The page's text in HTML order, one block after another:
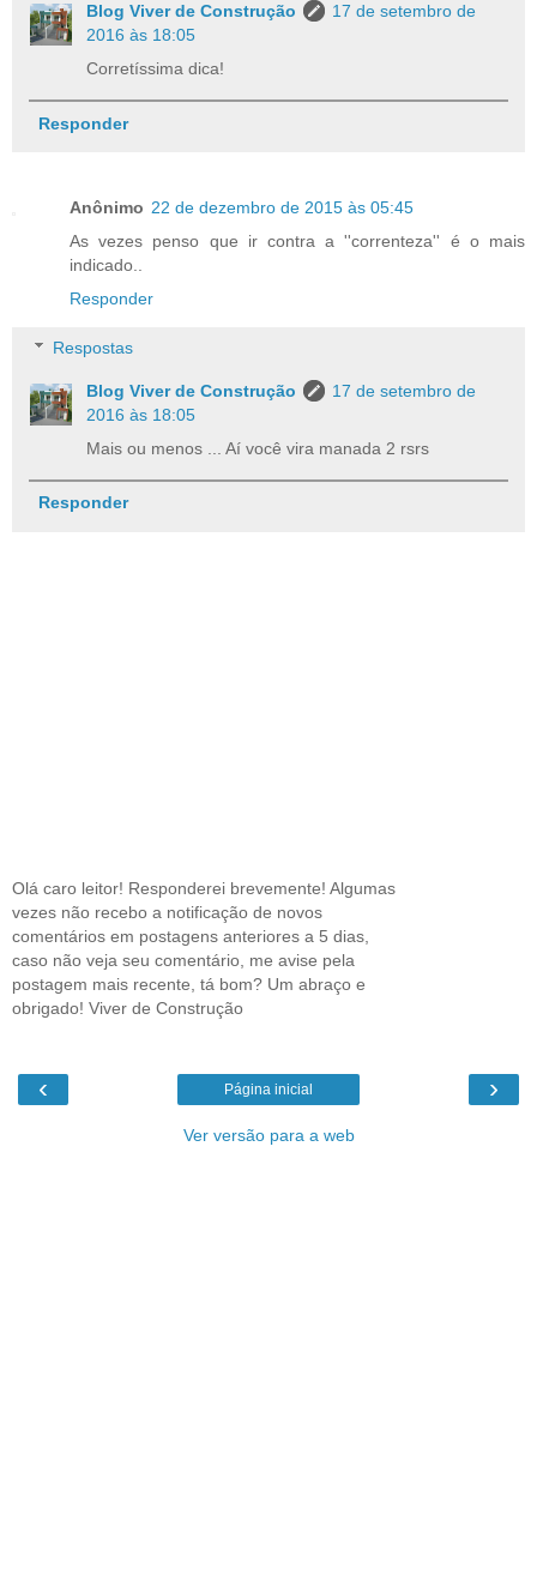
Blog Viver de Construção
17 de setembro de
2016 às 18:05
Corretíssima dica!
Responder
Anônimo 22 de dezembro de 2015 às 05:45
As vezes penso que ir contra a ''correnteza'' é o mais
indicado..
Responder
Respostas
Blog Viver de Construção
17 de setembro de
2016 às 18:05
Mais ou menos ... Aí você vira manada 2 rsrs
Responder
Olá caro leitor! Responderei brevemente! Algumas
vezes não recebo a notificação de novos
comentários em postagens anteriores a 5 dias,
caso não veja seu comentário, me avise pela
postagem mais recente, tá bom? Um abraço e
obrigado! Viver de Construção
‹ ›
Página inicial
Ver versão para a web